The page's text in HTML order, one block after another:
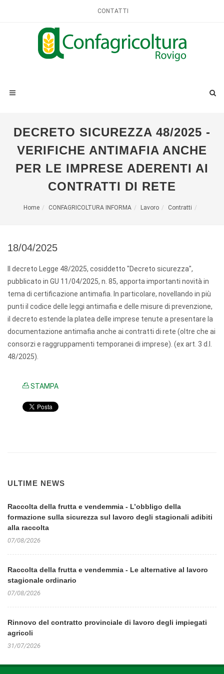
CONTATTI
DECRETO SICUREZZA 48/2025 -
VERIFICHE ANTIMAFIA ANCHE
PER LE IMPRESE ADERENTI AI
CONTRATTI DI RETE
Home CONFAGRICOLTURA INFORMA Lavoro Contratti
18/04/2025
Il decreto Legge 48/2025, cosiddetto "Decreto sicurezza",
pubblicato in GU 11/04/2025, n. 85, apporta importanti novità in
tema di certificazione antimafia. In particolare, novellando in più
punti il codice delle leggi antimafia e delle misure di prevenzione,
il decreto estende la platea delle imprese tenute a presentare la
documentazione antimafia anche ai contratti di rete (oltre che ai
consorzi e raggruppamenti temporanei di imprese). (ex art. 3 d.l.
48/2025).
STAMPA
ULTIME NEWS
Raccolta della frutta e vendemmia - L’obbligo della
formazione sulla sicurezza sul lavoro degli stagionali adibiti
alla raccolta
07/08/2026
Raccolta della frutta e vendemmia - Le alternative al lavoro
stagionale ordinario
07/08/2026
Rinnovo del contratto provinciale di lavoro degli impiegati
agricoli
31/07/2026